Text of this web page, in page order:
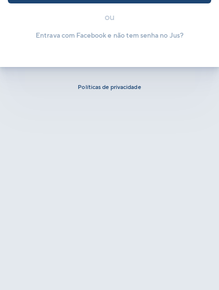
ou
Entrava com Facebook e não tem senha no Jus?
Políticas de privacidade